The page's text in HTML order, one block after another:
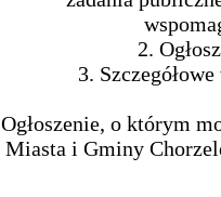
2.
3.
Ogłoszenie, o którym
Miasta i Gminy